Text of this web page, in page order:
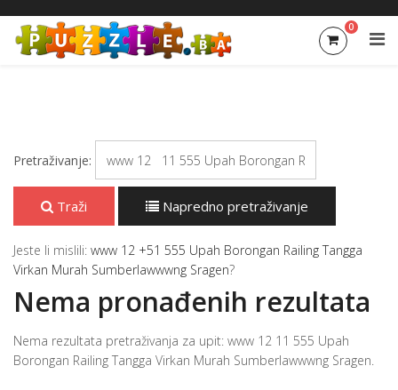
0
Pretraživanje:
Traži Napredno pretraživanje
Jeste li mislili: www 12 +51 555 Upah Borongan Railing Tangga
Virkan Murah Sumberlawwwng Sragen?
Nema pronađenih rezultata
Nema rezultata pretraživanja za upit: www 12 11 555 Upah
Borongan Railing Tangga Virkan Murah Sumberlawwwng Sragen.